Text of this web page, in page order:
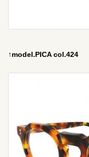
↑model.PICA col.424